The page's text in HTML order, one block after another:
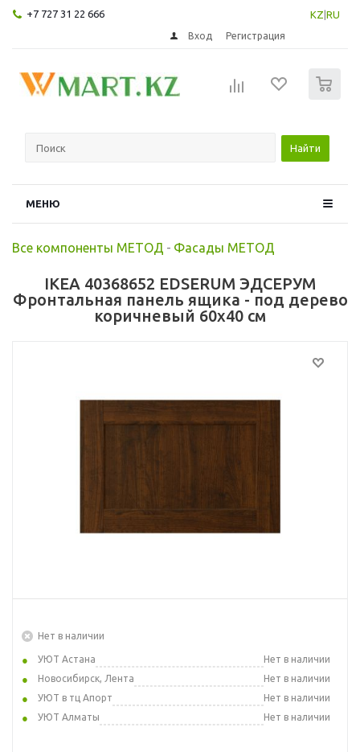
+7 727 31 22 666 KZ RU
Вход Регистрация
Найти
МЕНЮ
Все компоненты МЕТОД - Фасады МЕТОД
IKEA 40368652 EDSERUM ЭДСЕРУМ
Фронтальная панель ящика - под дерево
коричневый 60x40 см
Нет в наличии
УЮТ Астана
Нет в наличии
Новосибирск, Лента
Нет в наличии
УЮТ в тц Апорт
Нет в наличии
УЮТ Алматы
Нет в наличии